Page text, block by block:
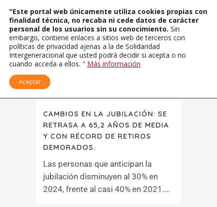
CAMBIOS EN LA JUBILACIÓN: SE
RETRASA A 65,2 AÑOS DE MEDIA
Y CON RÉCORD DE RETIROS
DEMORADOS.
Las personas que anticipan la
jubilación disminuyen al 30% en
2024, frente al casi 40% en 2021....
"Este portal web únicamente utiliza cookies propias con
finalidad técnica, no recaba ni cede datos de carácter
personal de los usuarios sin su conocimiento. Sin
embargo, contiene enlaces a sitios web de terceros con
políticas de privacidad ajenas a la de Solidaridad
Intergeneracional que usted podrá decidir si acepta o no
cuando acceda a ellos. " Más información
Aceptar